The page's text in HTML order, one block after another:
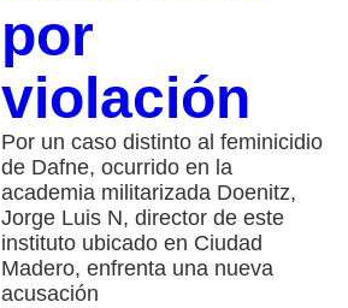
por
violación
Por un caso distinto al feminicidio
de Dafne, ocurrido en la
academia militarizada Doenitz,
Jorge Luis N, director de este
instituto ubicado en Ciudad
Madero, enfrenta una nueva
acusación